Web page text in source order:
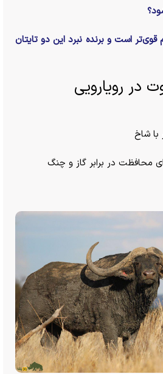
قوی‌تر است و برنده نبرد این دو تایتان
در رویارویی
با شاخ
در برابر گاز و چنگ